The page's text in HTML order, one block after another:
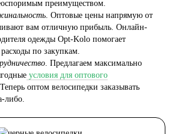
преимуществом.
. Оптовые цены напрямую от
вам отличную прибыль. Онлайн-
одежды Opt-Kolo помогает
по закупкам.
. Предлагаем максимально
условия для оптового
оптом велосипедки заказывать
либо.